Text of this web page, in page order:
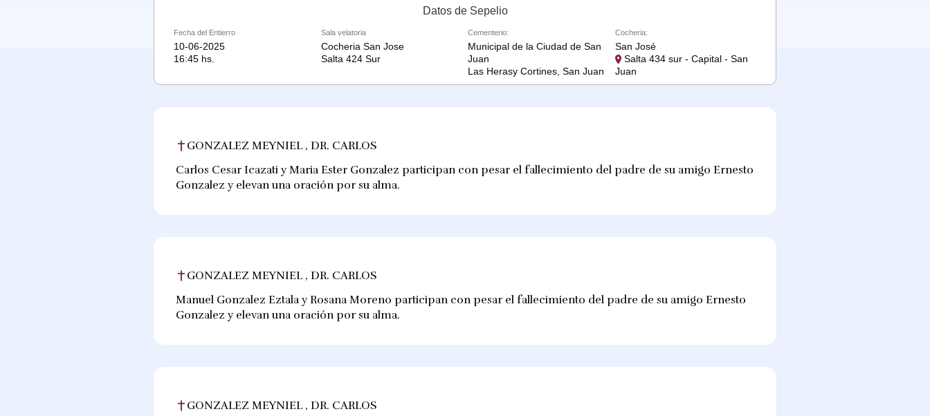
Datos de Sepelio
Fecha del Entierro
10-06-2025
16:45 hs.
Sala velatoria
Cocheria San Jose
Salta 424 Sur
Cementerio:
Municipal de la Ciudad de San
Juan
Las Herasy Cortines, San Juan
Cocheria:
San José
Salta 434 sur - Capital - San
Juan
GONZALEZ MEYNIEL , DR. CARLOS
Carlos Cesar Icazati y Maria Ester Gonzalez participan con pesar el fallecimiento del padre de su amigo Ernesto
Gonzalez y elevan una oración por su alma.
GONZALEZ MEYNIEL , DR. CARLOS
Manuel Gonzalez Eztala y Rosana Moreno participan con pesar el fallecimiento del padre de su amigo Ernesto
Gonzalez y elevan una oración por su alma.
GONZALEZ MEYNIEL , DR. CARLOS